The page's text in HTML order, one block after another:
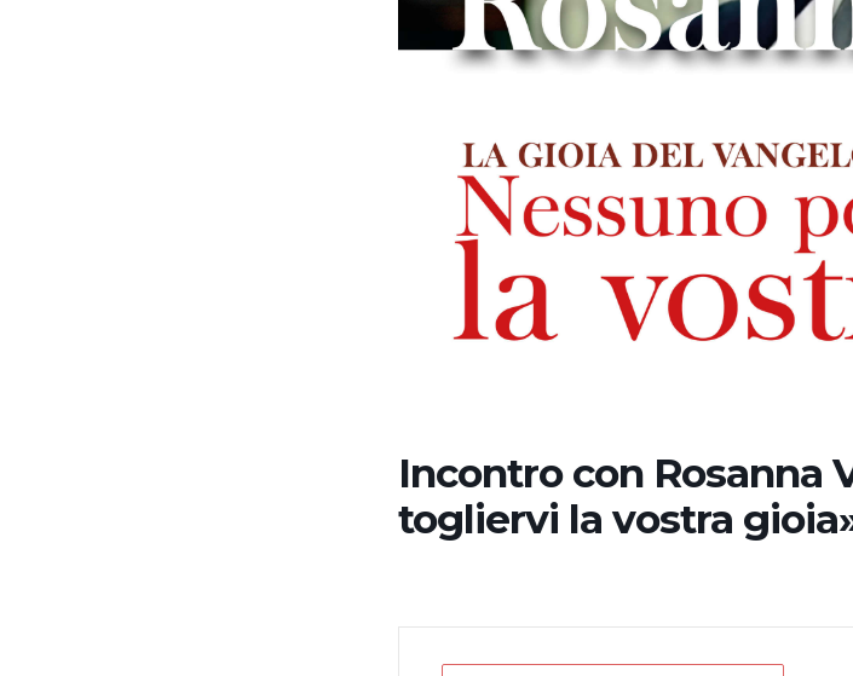
Incontro con Rosanna
togliervi la vostra